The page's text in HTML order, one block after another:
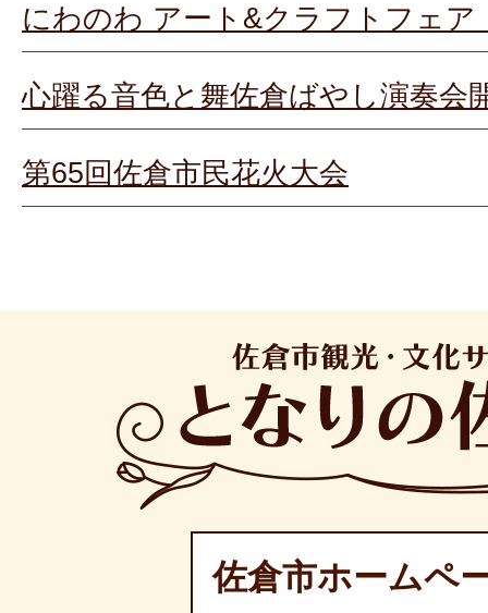
にわのわ アート&クラフトフェア
心躍る音色と舞佐倉ばやし演奏会
第65回佐倉市民花火大会
佐倉市ホームペ